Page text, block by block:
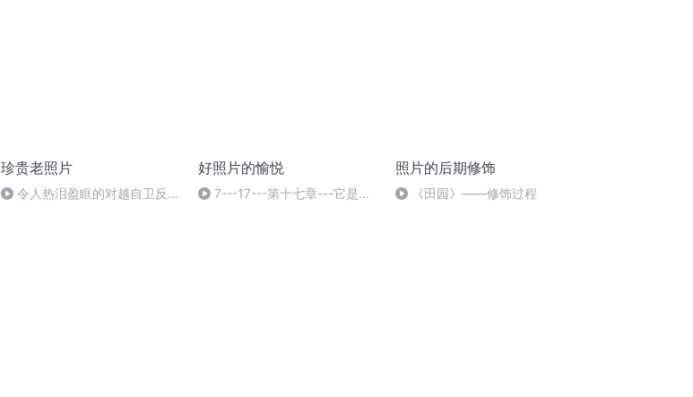
珍贵老照片
令人热泪盈眶的对越自卫反击
好照片的愉悦
7---17---第十七章---它是艺
照片的后期修饰
《田园》——修饰过程